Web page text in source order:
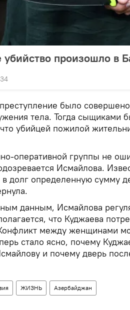
произошло в
было
тела. Тогда сыщиками
убийцей пожилой
оперативной группы не
Исмайлова.
в долг определенную сумму
данным, Исмайлова
что Куджаева
между женщинами
стало ясно, почему
и почему дверь
ЖИЗНЬ Азербайджан